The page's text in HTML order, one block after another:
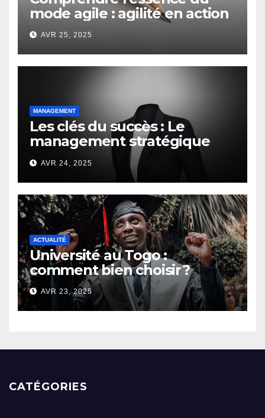
mode agile : agilité en action
AVR 25, 2025
MANAGEMENT
Les clés du succès : Le
management stratégique
d’un chef d’entreprise
AVR 24, 2025
ACTUALITÉ
Université au Togo :
comment bien choisir ?
AVR 23, 2025
CATÉGORIES